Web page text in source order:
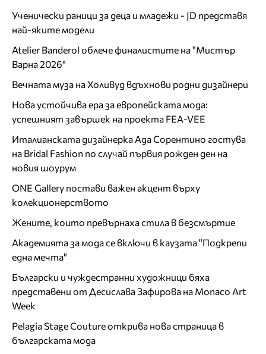
Ученически раници за деца и младежи - JD представя
най-яките модели
Atelier Banderol облече финалистите на "Мистър
Варна 2026"
Вечната муза на Холивуд вдъхнови родни дизайнери
Нова устойчива ера за европейската мода:
успешният завършек на проекта FEA-VEE
Италианската дизайнерка Ада Сорентино гостува
на Bridal Fashion по случай първия рожден ден на
новия шоурум
ONE Gallery постави важен акцент върху
колекционерството
Жените, които превърнаха стила в безсмъртие
Академията за мода се включи в каузата "Подкрепи
една мечта"
Български и чуждестранни художници бяха
представени от Десислава Зафирова на Monaco Art
Week
Pelagia Stage Couture открива нова страница в
българската мода